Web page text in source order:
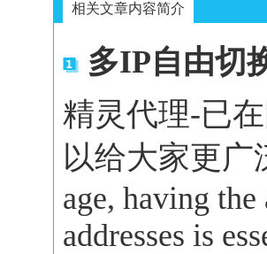
相关文章内容简介
多IP自由切
精灵代理-已
以给大家更广
age, having
addresses is